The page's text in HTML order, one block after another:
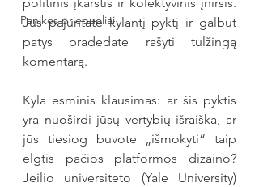
Panikos priepuoliai
Jūs pajuntate kylantį pyktį ir galbūt
patys pradedate rašyti tulžingą
komentarą.
Kyla esminis klausimas: ar šis pyktis
yra nuoširdi jūsų vertybių išraiška, ar
jūs tiesiog buvote „išmokyti“ taip
elgtis pačios platformos dizaino?
Jeilio universiteto (Yale University)